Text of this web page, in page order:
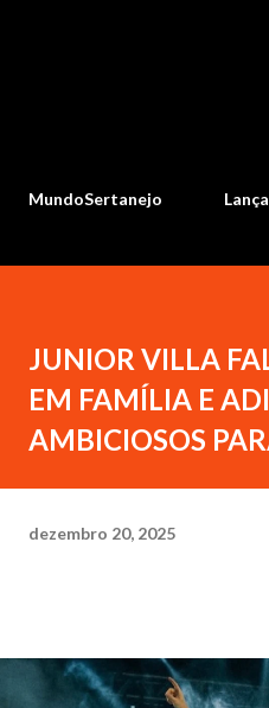
MundoSertanejo
JUNIOR VILLA
EM FAMÍLIA E
AMBICIOSOS
dezembro 20, 2025